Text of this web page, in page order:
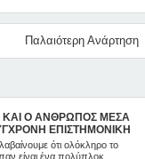
Παλαιότερη Ανάρτηση
Ο ΑΝΘΡΩΠΟΣ ΜΕΣΑ
ΕΠΙΣΤΗΜΟΝΙΚΗ
ότι ολόκληρο το
είναι ένα πολύπλοκ...